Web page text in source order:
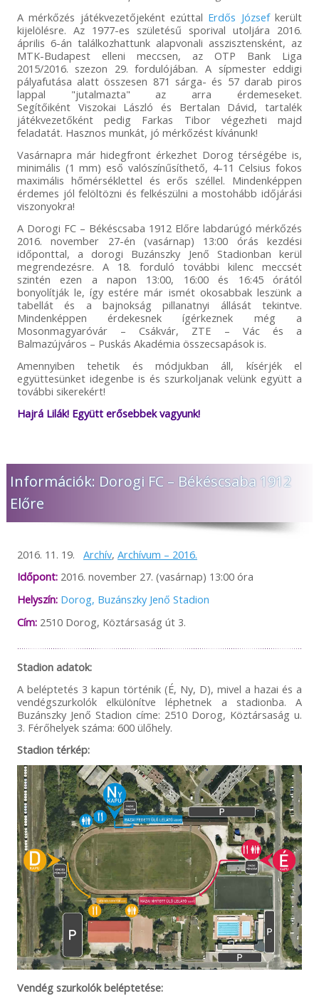
A mérkőzés játékvezetőjeként ezúttal Erdős Józsefkerült
kijelölésre. Az 1977-es születésű sporival utoljára 2016.
április 6-án találkozhattunk alapvonali asszisztensként, az
MTK-Budapest elleni meccsen, az OTP Bank Liga
2015/2016. szezon 29. fordulójában. A sípmester eddigi
pályafutása alatt összesen 871 sárga- és 57 darab piros
lappal "jutalmazta" az arra érdemeseket.
Segítőiként Viszokai László és Bertalan Dávid, tartalék
játékvezetőként pedig Farkas Tibor végezheti majd
feladatát. Hasznos munkát, jó mérkőzést kívánunk!
Vasárnapra már hidegfront érkezhet Dorog térségébe is,
minimális (1 mm) eső valószínűsíthető, 4-11 Celsius fokos
maximális hőmérséklettel és erős széllel. Mindenképpen
érdemes jól felöltözni és felkészülni a mostohább időjárási
viszonyokra!
A Dorogi FC – Békéscsaba 1912 Előre labdarúgó mérkőzés
2016. november 27-én (vasárnap) 13:00 órás kezdési
időponttal, a dorogi Buzánszky Jenő Stadionban kerül
megrendezésre. A 18. forduló további kilenc meccsét
szintén ezen a napon 13:00, 16:00 és 16:45 órától
bonyolítják le, így estére már ismét okosabbak leszünk a
tabellát és a bajnokság pillanatnyi állását tekintve.
Mindenképpen érdekesnek ígérkeznek még a
Mosonmagyaróvár – Csákvár, ZTE – Vác és a
Balmazújváros – Puskás Akadémia összecsapások is.
Amennyiben tehetik és módjukban áll, kísérjék el
együttesünket idegenbe is és szurkoljanak velünk együtt a
további sikerekért!
Hajrá Lilák! Együtt erősebbek vagyunk!
Információk: Dorogi FC – Békéscsaba 1912
Előre
2016. 11. 19. Archív, Archívum – 2016.
Időpont:2016. november 27. (vasárnap) 13:00 óra
Helyszín: Dorog, Buzánszky Jenő Stadion
Cím:2510 Dorog, Köztársaság út 3.
Stadion adatok:
A beléptetés 3 kapun történik (É, Ny, D), mivel a hazai és a
vendégszurkolók elkülönítve léphetnek a stadionba. A
Buzánszky Jenő Stadion címe: 2510 Dorog, Köztársaság u.
3. Férőhelyek száma: 600 ülőhely.
Stadion térkép:
Vendég szurkolók beléptetése: